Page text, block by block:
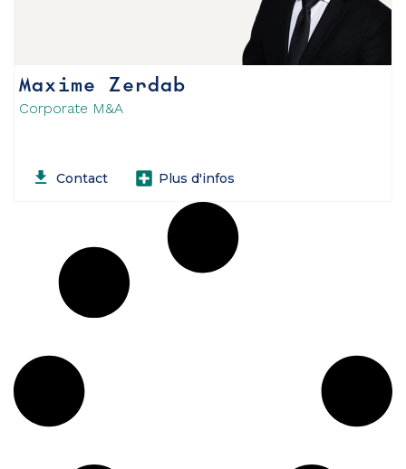
Maxime Zerdab
Corporate M&A
Contact Plus d'infos